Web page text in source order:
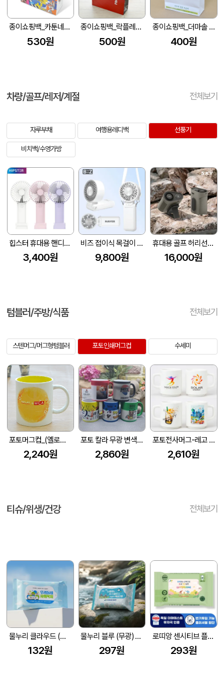
종이쇼핑백_카툰네트워크 (280x100x300mm)
530원
종이쇼핑백_락플레이스 (280x90x380mm)
500원
종이쇼핑백_더마솔 (150x60x210mm)
400원
차량/골프/레저/계절 전체보기
자루부채 여행용레디백 선풍기
비치백/수영가방
힙스터 휴대용 핸디선풍기 2,000mah 색상 3종
3,400원
비즈 접이식 목걸이 펠티어 냉각 에어컨 선풍기 5000mAh
9,800원
휴대용 골프 허리선풍기 W13W
16,000원
텀블러/주방/식품 전체보기
스텐머그/머그형텀블러 포토인쇄머그컵 수세미
포토머그컵_(옐로우꽃)
2,240원
포토 칼라 무광 변색 머그컵
2,860원
포토전사머그-레고 320ml
2,610원
티슈/위생/건강 전체보기
물누리 클라우드 (무광) 물티슈 10매/15매/20매
132원
물누리 블루 (무광) 물티슈 25매/30매/35매
297원
로띠앙 센시티브 플러셔블 그린 70g 라벨형 물티슈 (15/20매)
293원